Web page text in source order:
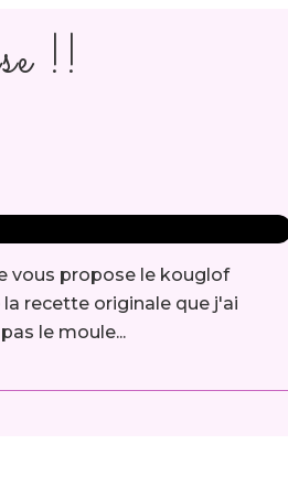
!!
vous propose le kouglof
recette originale que j'ai
le moule...